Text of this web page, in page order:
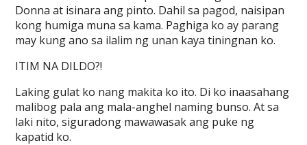
Donna at isinara ang pinto. Dahil sa pagod, naisipan
kong humiga muna sa kama. Paghiga ko ay parang
may kung ano sa ilalim ng unan kaya tiningnan ko.
ITIM NA DILDO?!
Laking gulat ko nang makita ko ito. Di ko inaasahang
malibog pala ang mala-anghel naming bunso. At sa
laki nito, siguradong mawawasak ang puke ng
kapatid ko.